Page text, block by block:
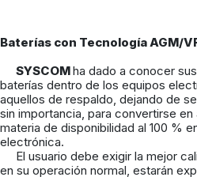
Baterías con Tecnología AGM/
SYSCOMha dado a conocer
baterías dentro de los equipos
aquellos de respaldo, dejando de
sin importancia, para convertirse
materia de disponibilidad al 100 %
electrónica.
El usuario debe exigir la mejor
en su operación normal, estarán